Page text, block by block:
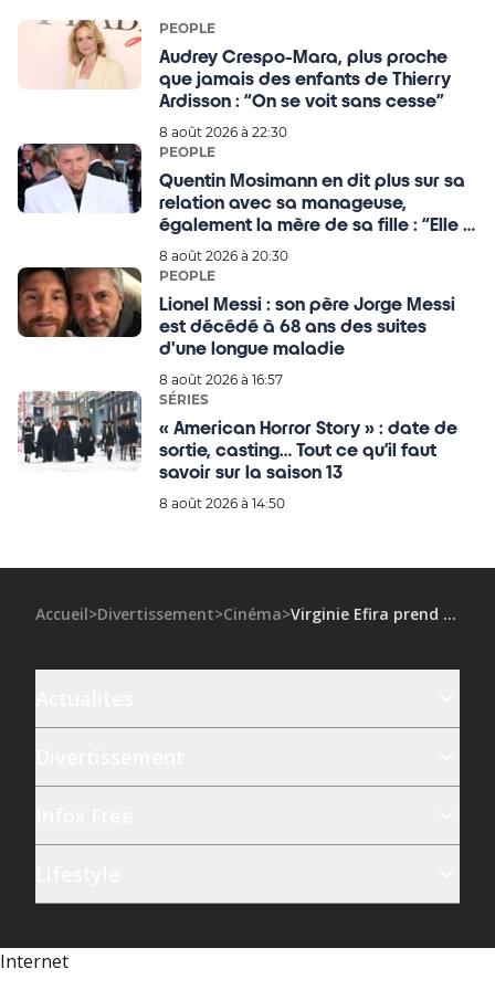
PEOPLE
Audrey Crespo-Mara, plus proche
que jamais des enfants de Thierry
Ardisson : “On se voit sans cesse”
8 août 2026 à 22:30
PEOPLE
Quentin Mosimann en dit plus sur sa
relation avec sa manageuse,
également la mère de sa fille : “Elle a
mis sa vie de côté pour ma
carrière…”
8 août 2026 à 20:30
PEOPLE
Lionel Messi : son père Jorge Messi
est décédé à 68 ans des suites
d'une longue maladie
8 août 2026 à 16:57
SÉRIES
« American Horror Story » : date de
sortie, casting… Tout ce qu’il faut
savoir sur la saison 13
8 août 2026 à 14:50
Accueil>Divertissement>Cinéma> Virginie Efira prend la parole face aux prises de position d’Adèle Haenel et de Blanche Gardin
Internet